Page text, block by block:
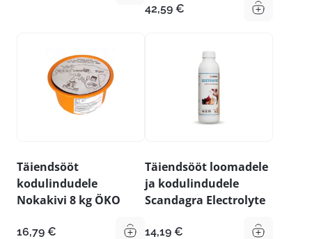
42,59 €
Täiendsööt
kodulindudele
Nokakivi 8 kg ÖKO
16,79 €
Täiendsööt loomadele
ja kodulindudele
Scandagra Electrolyte
14,19 €